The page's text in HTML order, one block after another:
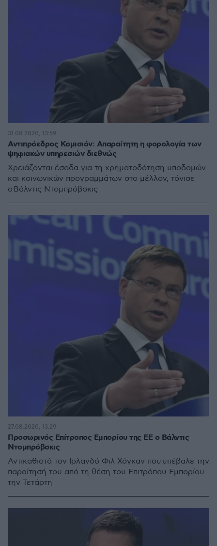
Αντιπρόεδρος Κομισιόν: Απαραίτητη η φορολογία των
ψηφιακών υπηρεσιών διεθνώς
Χρειάζονται έσοδα για τη χρηματοδότηση υποδομών
και κοινωνικών προγραμμάτων στο μέλλον, τόνισε
ο Βάλντις Ντομπρόβσκις
31.08.2020, 13:59
Προσωρινός Επίτροπος Εμπορίου της ΕΕ ο Βάλντις
Ντομπρόβσκις
Αντικαθιστά τον Ιρλανδό Φιλ Χόγκαν που υπέβαλε την
παραίτησή του από τη θέση του Επιτρόπου Εμπορίου
την Τετάρτη
27.08.2020, 13:29